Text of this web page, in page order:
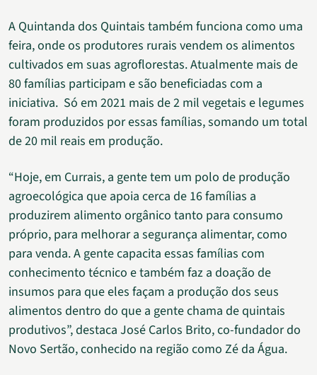
A Quintanda dos Quintais também funciona como uma
feira, onde os produtores rurais vendem os alimentos
cultivados em suas agroflorestas. Atualmente mais de
80 famílias participam e são beneficiadas com a
iniciativa. Só em 2021 mais de 2 mil vegetais e legumes
foram produzidos por essas famílias, somando um total
de 20 mil reais em produção.
“Hoje, em Currais, a gente tem um polo de produção
agroecológica que apoia cerca de 16 famílias a
produzirem alimento orgânico tanto para consumo
próprio, para melhorar a segurança alimentar, como
para venda. A gente capacita essas famílias com
conhecimento técnico e também faz a doação de
insumos para que eles façam a produção dos seus
alimentos dentro do que a gente chama de quintais
produtivos”, destaca José Carlos Brito, co-fundador do
Novo Sertão, conhecido na região como Zé da Água.